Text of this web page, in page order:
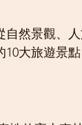
然景觀、
大旅遊景